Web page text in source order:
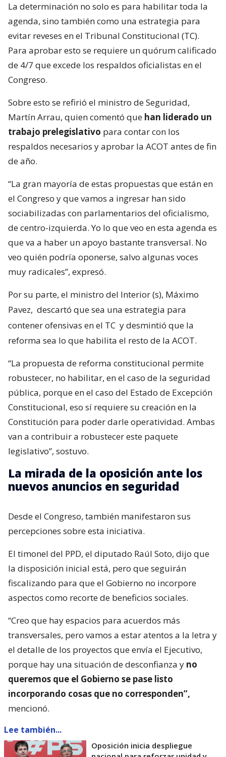
La determinación no solo es para habilitar toda la
agenda, sino también como una estrategia para
evitar reveses en el Tribunal Constitucional (TC).
Para aprobar esto se requiere un quórum calificado
de 4/7 que excede los respaldos oficialistas en el
Congreso.
Sobre esto se refirió el ministro de Seguridad,
Martín Arrau, quien comentó que han liderado un
trabajo prelegislativo para contar con los
respaldos necesarios y aprobar la ACOT antes de fin
de año.
“La gran mayoría de estas propuestas que están en
el Congreso y que vamos a ingresar han sido
sociabilizadas con parlamentarios del oficialismo,
de centro-izquierda. Yo lo que veo en esta agenda es
que va a haber un apoyo bastante transversal. No
veo quién podría oponerse, salvo algunas voces
muy radicales”, expresó.
Por su parte, el ministro del Interior (s), Máximo
Pavez, descartó que sea una estrategia para
contener ofensivas en el TC y desmintió que la
reforma sea lo que habilita el resto de la ACOT.
“La propuesta de reforma constitucional permite
robustecer, no habilitar, en el caso de la seguridad
pública, porque en el caso del Estado de Excepción
Constitucional, eso sí requiere su creación en la
Constitución para poder darle operatividad. Ambas
van a contribuir a robustecer este paquete
legislativo”, sostuvo.
La mirada de la oposición ante los
nuevos anuncios en seguridad
Desde el Congreso, también manifestaron sus
percepciones sobre esta iniciativa.
El timonel del PPD, el diputado Raúl Soto, dijo que
la disposición inicial está, pero que seguirán
fiscalizando para que el Gobierno no incorpore
aspectos como recorte de beneficios sociales.
“Creo que hay espacios para acuerdos más
transversales, pero vamos a estar atentos a la letra y
el detalle de los proyectos que envía el Ejecutivo,
porque hay una situación de desconfianza y no
queremos que el Gobierno se pase listo
incorporando cosas que no corresponden”,
mencionó.
Lee también...
Oposición inicia despliegue